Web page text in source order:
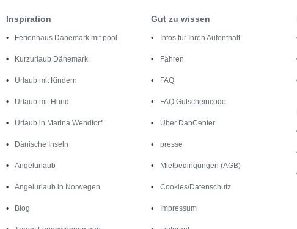
Inspiration
Ferienhaus Dänemark mit pool
Kurzurlaub Dänemark
Urlaub mit Kindern
Urlaub mit Hund
Urlaub in Marina Wendtorf
Dänische Inseln
Angelurlaub
Angelurlaub in Norwegen
Blog
Gut zu wissen
Infos für Ihren Aufenthalt
Fähren
FAQ
FAQ Gutscheincode
Über DanCenter
presse
Mietbedingungen (AGB)
Cookies/Datenschutz
Impressum